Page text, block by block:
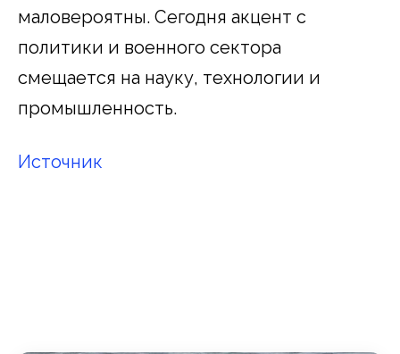
маловероятны. Сегодня акцент с
политики и военного сектора
смещается на науку, технологии и
промышленность.
Источник